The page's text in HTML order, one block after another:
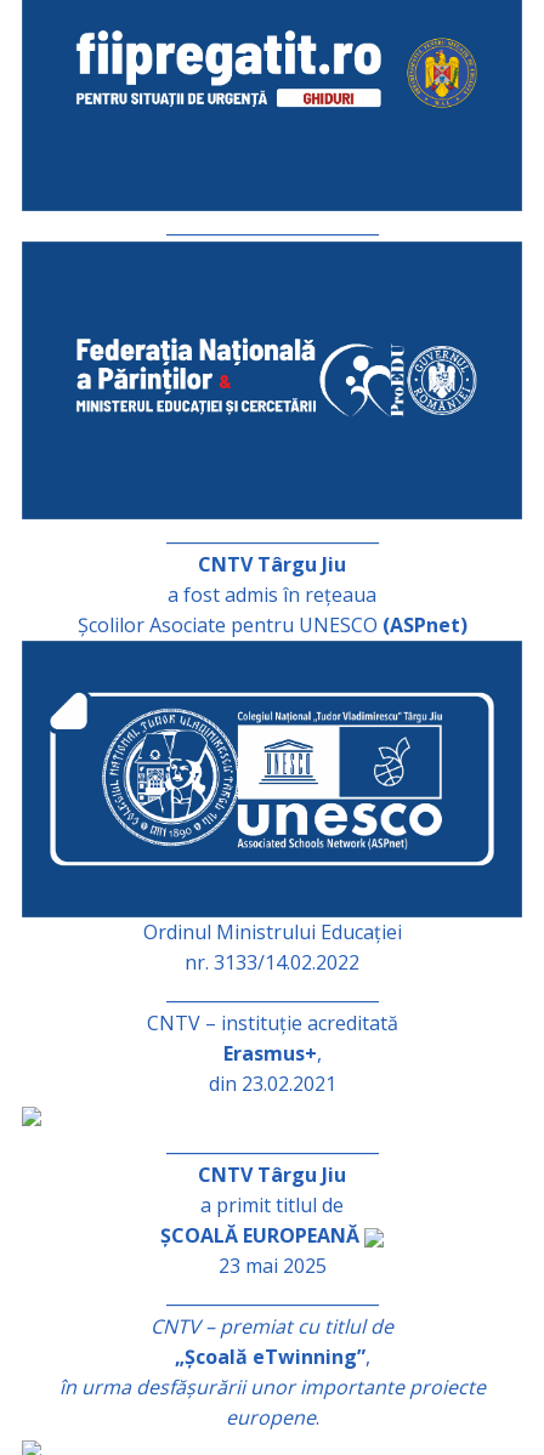
CNTV Târgu Jiu
a fost admis în rețeaua
Școlilor Asociate pentru UNESCO (ASPnet)
Ordinul Ministrului Educației
nr. 3133/14.02.2022
CNTV – instituție acreditată
Erasmus+,
din 23.02.2021
CNTV Târgu Jiu
a primit titlul de
ȘCOALĂ EUROPEANĂ
23 mai 2025
CNTV – premiat cu titlul de
„Școală eTwinning”,
în urma desfășurării unor importante proiecte
europene.